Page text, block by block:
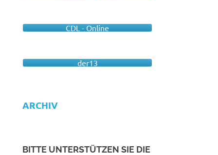
CDL - Online
der13
ARCHIV
BITTE UNTERSTÜTZEN SIE DIE